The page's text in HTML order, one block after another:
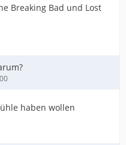
Breaking Bad und Lost
haben wollen